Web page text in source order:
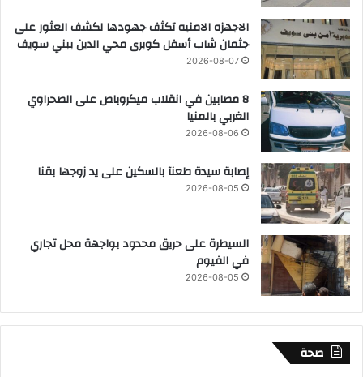
الاجهزه الامنيه تكثف جهودها لكشف العثور على
جثمان شاب أسفل كوبرى محي الدين ببني سويف
2026-08-07
8 مصابين في انقلاب ميكروباص على الصحراوي
الغربي بالمنيا
2026-08-06
إصابة سيدة طعنآ بالسكين على يد زوجها بقنا
2026-08-05
السيطرة على حريق محدود بواجهة محل تجاري
في الفيوم
2026-08-05
صحة